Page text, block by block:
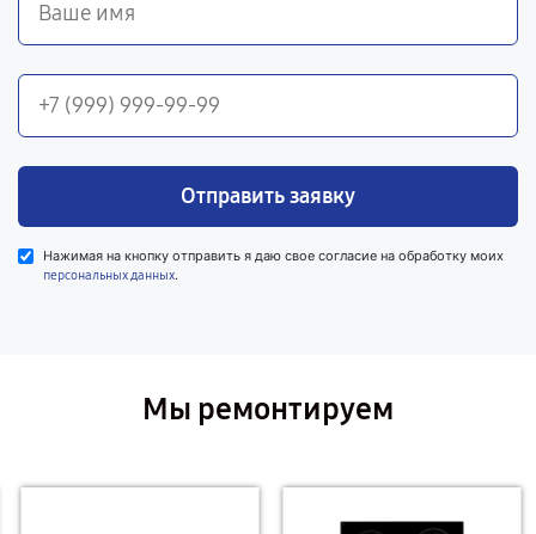
Отправить заявку
Нажимая на кнопку отправить я даю свое согласие на обработку моих
персональных данных.
Мы ремонтируем